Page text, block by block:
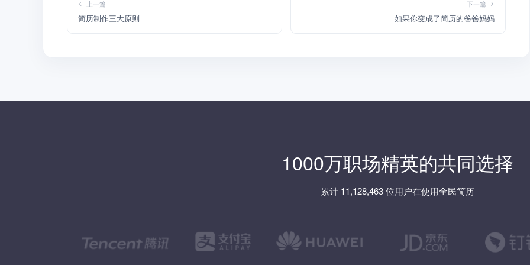
上一篇
简历制作三大原则
下一篇
如果你变成了简历的爸爸妈妈
1000万职场精英的共同选择
累计 11,128,463 位用户在使用全民简历